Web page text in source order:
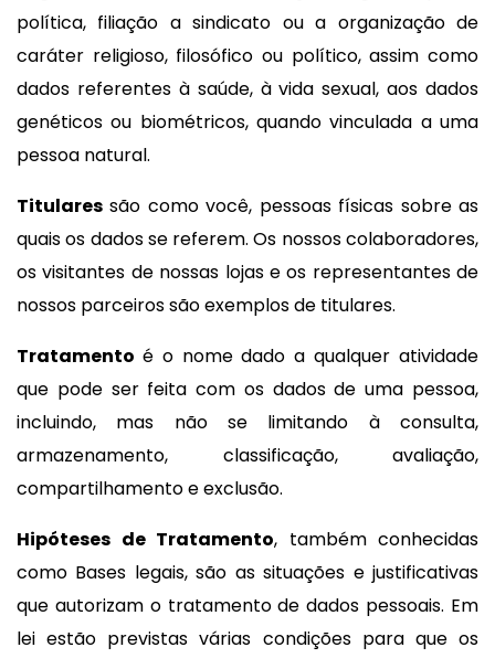
política, filiação a sindicato ou a organização de
caráter religioso, filosófico ou político, assim como
dados referentes à saúde, à vida sexual, aos dados
genéticos ou biométricos, quando vinculada a uma
pessoa natural.
Titulares são como você, pessoas físicas sobre as
quais os dados se referem. Os nossos colaboradores,
os visitantes de nossas lojas e os representantes de
nossos parceiros são exemplos de titulares.
Tratamento é o nome dado a qualquer atividade
que pode ser feita com os dados de uma pessoa,
incluindo, mas não se limitando à consulta,
armazenamento, classificação, avaliação,
compartilhamento e exclusão.
Hipóteses de Tratamento, também conhecidas
como Bases legais, são as situações e justificativas
que autorizam o tratamento de dados pessoais. Em
lei estão previstas várias condições para que os